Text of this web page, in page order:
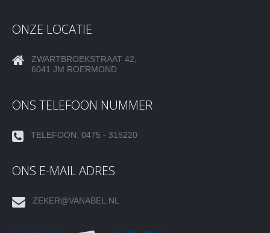
ONZE LOCATIE
ZWARTBROEKSTRAAT 42,
6041 JM ROERMOND
ONS TELEFOON NUMMER
TELEFOON: 0475 - 315220
ONS E-MAIL ADRES
ZEKER@VANABEL.NL